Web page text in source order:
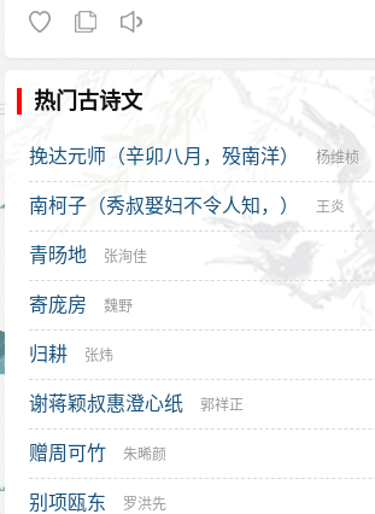
热门古诗文
挽达元师（辛卯八月，殁南洋） 杨维桢
南柯子（秀叔娶妇不令人知，） 王炎
青旸地 张洵佳
寄庞房 魏野
归耕 张炜
谢蒋颖叔惠澄心纸 郭祥正
赠周可竹 朱晞颜
别项瓯东 罗洪先